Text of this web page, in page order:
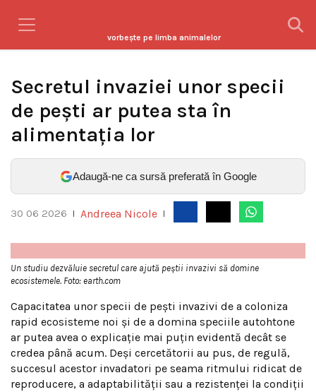
vorbeşte pe limba animalelor
Secretul invaziei unor specii
de pești ar putea sta în
alimentația lor
Adaugă-ne ca sursă preferată în Google
30 06 2026 Andreea Nicole
Un studiu dezvăluie secretul care ajută peștii invazivi să domine
ecosistemele. Foto: earth.com
Capacitatea unor specii de pești invazivi de a coloniza
rapid ecosisteme noi și de a domina speciile autohtone
ar putea avea o explicație mai puțin evidentă decât se
credea până acum. Deși cercetătorii au pus, de regulă,
succesul acestor invadatori pe seama ritmului ridicat de
reproducere, a adaptabilității sau a rezistenței la condiții